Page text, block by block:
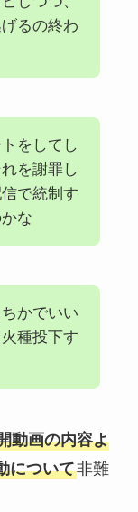
るの終わ
をしてし
を謝罪し
で統制す
な
かでいい
種投下す
動画の内容よ
について非難